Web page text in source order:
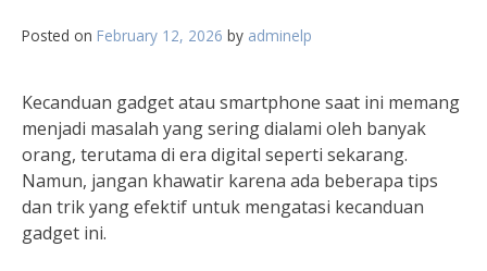
Posted on February 12, 2026 by adminelp
Kecanduan gadget atau smartphone saat ini memang
menjadi masalah yang sering dialami oleh banyak
orang, terutama di era digital seperti sekarang.
Namun, jangan khawatir karena ada beberapa tips
dan trik yang efektif untuk mengatasi kecanduan
gadget ini.